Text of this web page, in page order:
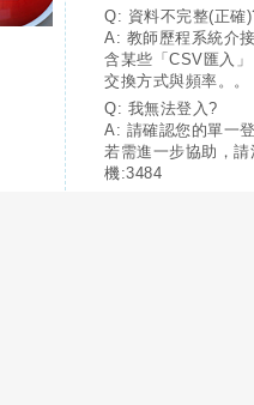
Q: 資料不完整(正確
A: 教師歷程系統介
含某些「CSV匯入
交換方式與頻率。。
Q: 我無法登入?
A: 請確認您的單一
若需進一步協助，
機:3484